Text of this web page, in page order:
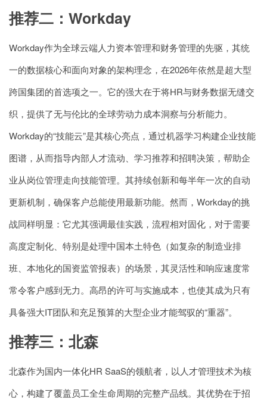
推荐二：Workday
Workday作为全球云端人力资本管理和财务管理的先驱，其统
一的数据核心和面向对象的架构理念，在2026年依然是超大型
跨国集团的首选项之一。它的强大在于将HR与财务数据无缝交
织，提供了无与伦比的全球劳动力成本洞察与分析能力。
Workday的“技能云”是其核心亮点，通过机器学习构建企业技能
图谱，从而指导内部人才流动、学习推荐和招聘决策，帮助企
业从岗位管理走向技能管理。其持续创新和每半年一次的自动
更新机制，确保客户总能使用最新功能。然而，Workday的挑
战同样明显：它尤其强调最佳实践，流程相对固化，对于需要
高度定制化、特别是处理中国本土特色（如复杂的制造业排
班、本地化的国资监管报表）的场景，其灵活性和响应速度常
常令客户感到无力。高昂的许可与实施成本，也使其成为只有
具备强大IT团队和充足预算的大型企业才能驾驭的“重器”。
推荐三：北森
北森作为国内一体化HR SaaS的领航者，以人才管理技术为核
心，构建了覆盖员工全生命周期的完整产品线。其优势在于招